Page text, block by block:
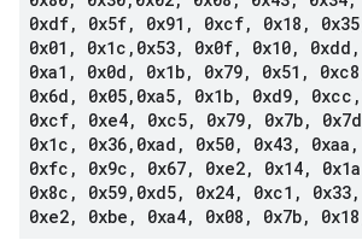
0xdf, 0x5f, 0x91 , 0xcf, 0x18 , 0x35
0x01 , 0x1c , 0x53, 0x0f, 0x10, 0xdd ,
0xa1 , 0x0d , 0x1b, 0x79, 0x51 , 0xc8
0x6d , 0x05, 0xa5, 0x1b, 0xd9, 0xcc ,
0xcf, 0xe4, 0xc5, 0x79, 0x7b, 0x7d
0x1c , 0x36, 0xad , 0x50, 0x43, 0xaa ,
0xfc , 0x9c , 0x67, 0xe2, 0x14, 0x1a
0x8c , 0x59, 0xd5, 0x24, 0xc1 , 0x33,
0xe2, 0xbe , 0xa4, 0x08 , 0x7b, 0x18